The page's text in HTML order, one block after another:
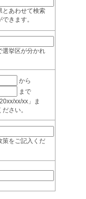
あわせて検索
きます。
挙区が分かれ
から
まで
xx/xx」ま
さい。
をご記入くだ